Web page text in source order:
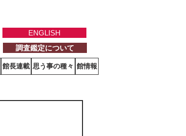
ENGLISH
調査鑑定について
館長連載 思う事の種々 館情報